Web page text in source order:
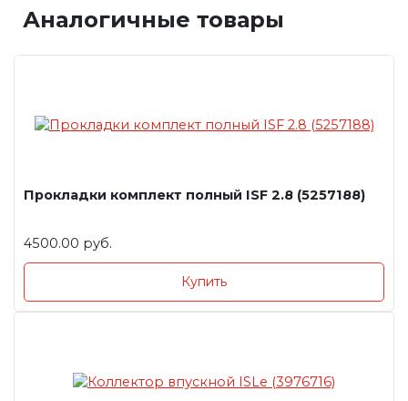
Аналогичные товары
Прокладки комплект полный ISF 2.8 (5257188)
4500.00 руб.
Купить